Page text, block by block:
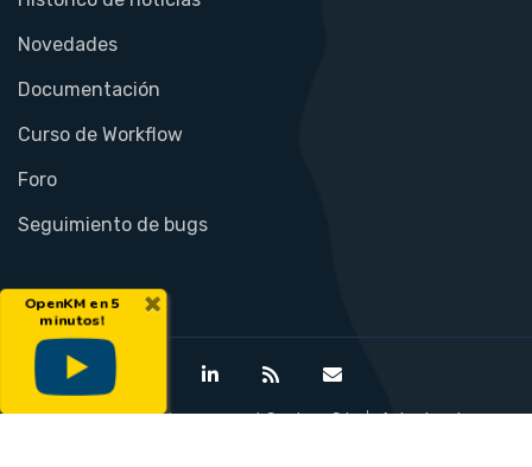
Novedades
Documentación
Curso de Workflow
Foro
Seguimiento de bugs
©Open Document Management System S.L.
Aviso legal
×
OpenKM en 5
minutos!